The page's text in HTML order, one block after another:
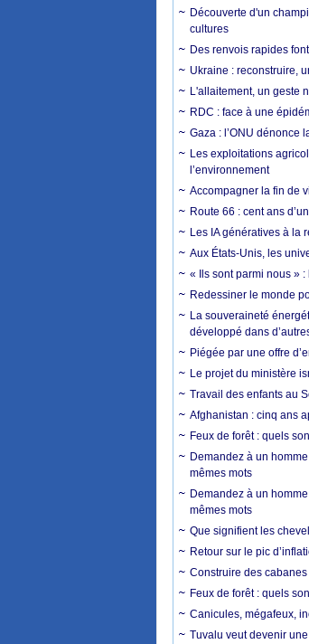
Découverte d'un
cultures
Des renvois rapides
Ukraine : reconstruire,
L'allaitement, un geste
RDC : face à une
Gaza : l’ONU dénonce
Les exploitations
l’environnement
Accompagner la fin de
Route 66 : cent ans
Les IA génératives à la
Aux États-Unis, les
« Ils sont parmi nous »
Redessiner le monde
La souveraineté
développé dans
Piégée par une offre
Le projet du ministère
Travail des enfants au
Afghanistan : cinq ans
Feux de forêt : quels
Demandez à un
mêmes mots
Demandez à un
mêmes mots
Que signifient les
Retour sur le pic
Construire des
Feux de forêt : quels
Canicules, mégafeux,
Tuvalu veut devenir